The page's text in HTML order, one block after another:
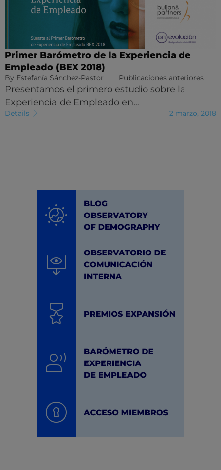
Primer Barómetro de la Experiencia de
Empleado (BEX 2018)
By Estefanía Sánchez-Pastor Publicaciones anteriores
Presentamos el primero estudio sobre la
Experiencia de Empleado en…
Details 2 marzo, 2018